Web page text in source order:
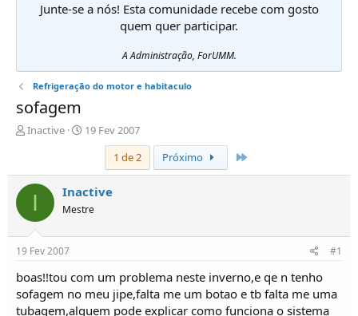
Junte-se a nós! Esta comunidade recebe com gosto
quem quer participar.
A Administração, ForUMM.
Refrigeração do motor e habitaculo
sofagem
I
c
i
d
e
T
ó
Inactive
D
a
d
e
i
i
19 Fev 2007
1 de 2
Próximo
I Inactive
Mestre
19 Fev 2007 #1
boas!!tou com um problema neste inverno,e qe n tenho
sofagem no meu jipe,falta me um botao e tb falta me uma
tubagem,alguem pode explicar como funciona o sistema